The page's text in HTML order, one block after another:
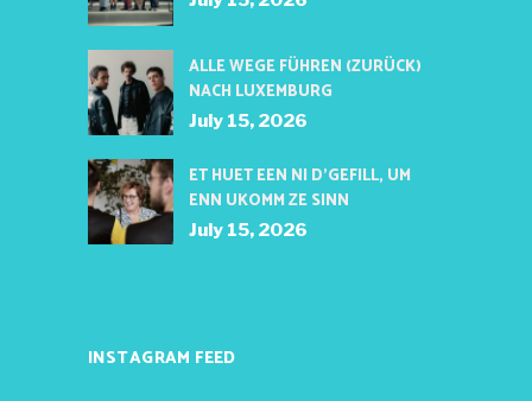
ALLE WEGE FÜHREN (ZURÜCK)
NACH LUXEMBURG
July 15, 2026
ET HUET EEN NI D’GEFILL, UM
ENN UKOMM ZE SINN
July 15, 2026
INSTAGRAM FEED